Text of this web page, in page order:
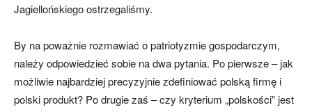
Jagiellońskiego ostrzegaliśmy.
By na poważnie rozmawiać o patriotyzmie gospodarczym,
należy odpowiedzieć sobie na dwa pytania. Po pierwsze – jak
możliwie najbardziej precyzyjnie zdefiniować polską firmę i
polski produkt? Po drugie zaś – czy kryterium „polskości” jest